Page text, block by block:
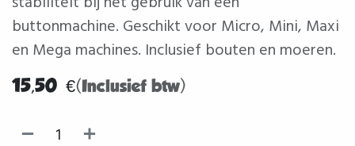
buttonmachine. Geschikt voor Micro, Mini, Maxi
en Mega machines. Inclusief bouten en moeren.
15,50 €(Inclusief btw)